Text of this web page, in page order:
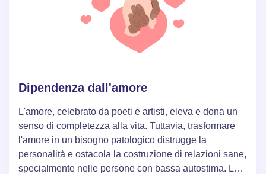
Dipendenza dall'amore
L'amore, celebrato da poeti e artisti, eleva e dona un
senso di completezza alla vita. Tuttavia, trasformare
l'amore in un bisogno patologico distrugge la
personalità e ostacola la costruzione di relazioni sane,
specialmente nelle persone con bassa autostima. La